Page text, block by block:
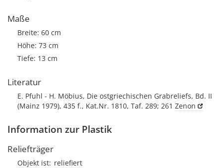
Maße
Breite: 60 cm
Höhe: 73 cm
Tiefe: 13 cm
Literatur
E. Pfuhl - H. Möbius, Die ostgriechischen Grabreliefs, Bd. II
(Mainz 1979), 435 f., Kat.Nr. 1810, Taf. 289; 261 Zenon
Information zur Plastik
Reliefträger
Objekt ist reliefiert